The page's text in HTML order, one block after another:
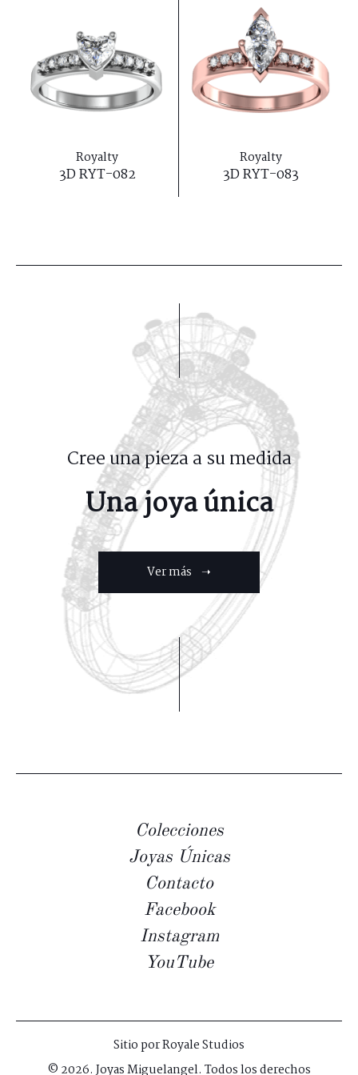
Royalty
3D RYT-082
Royalty
3D RYT-083
Cree una pieza a su medida
Una joya única
Ver más ➝
Colecciones
Joyas Únicas
Contacto
Facebook
Instagram
YouTube
Sitio porRoyale Studios
© 2026. Joyas Miguelangel. Todos los derechos